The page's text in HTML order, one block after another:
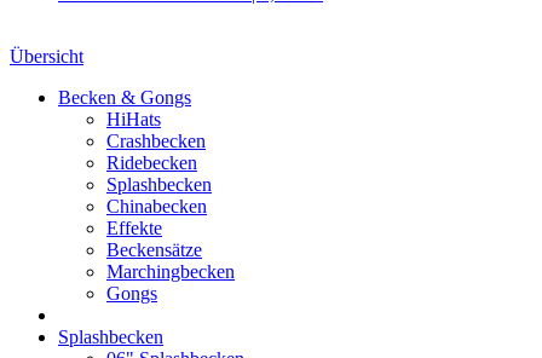
Übersicht
Becken & Gongs
HiHats
Crashbecken
Ridebecken
Splashbecken
Chinabecken
Effekte
Beckensätze
Marchingbecken
Gongs
Splashbecken